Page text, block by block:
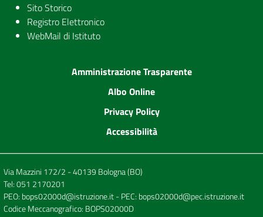
Sito Storico
Registro Elettronico
WebMail di Istituto
Amministrazione Trasparente
Albo Online
Privacy Policy
Accessibilità
Via Mazzini 172/2 - 40139 Bologna (BO)
Tel:051 2170201
PEO: bops02000d@istruzione.it- PEC: bops02000d@pec.istruzione.it
Codice Meccanografico: BOPS02000D